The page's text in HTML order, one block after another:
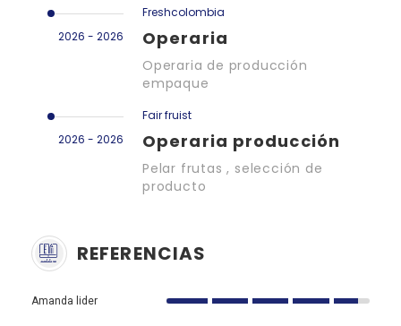
2026 - 2026
Freshcolombia
Operaria
Operaria de producción
empaque
2026 - 2026
Fair fruist
Operaria producción
Pelar frutas , selección de
producto
REFERENCIAS
Amanda lider